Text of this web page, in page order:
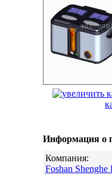
Информация о
Компания:
Foshan